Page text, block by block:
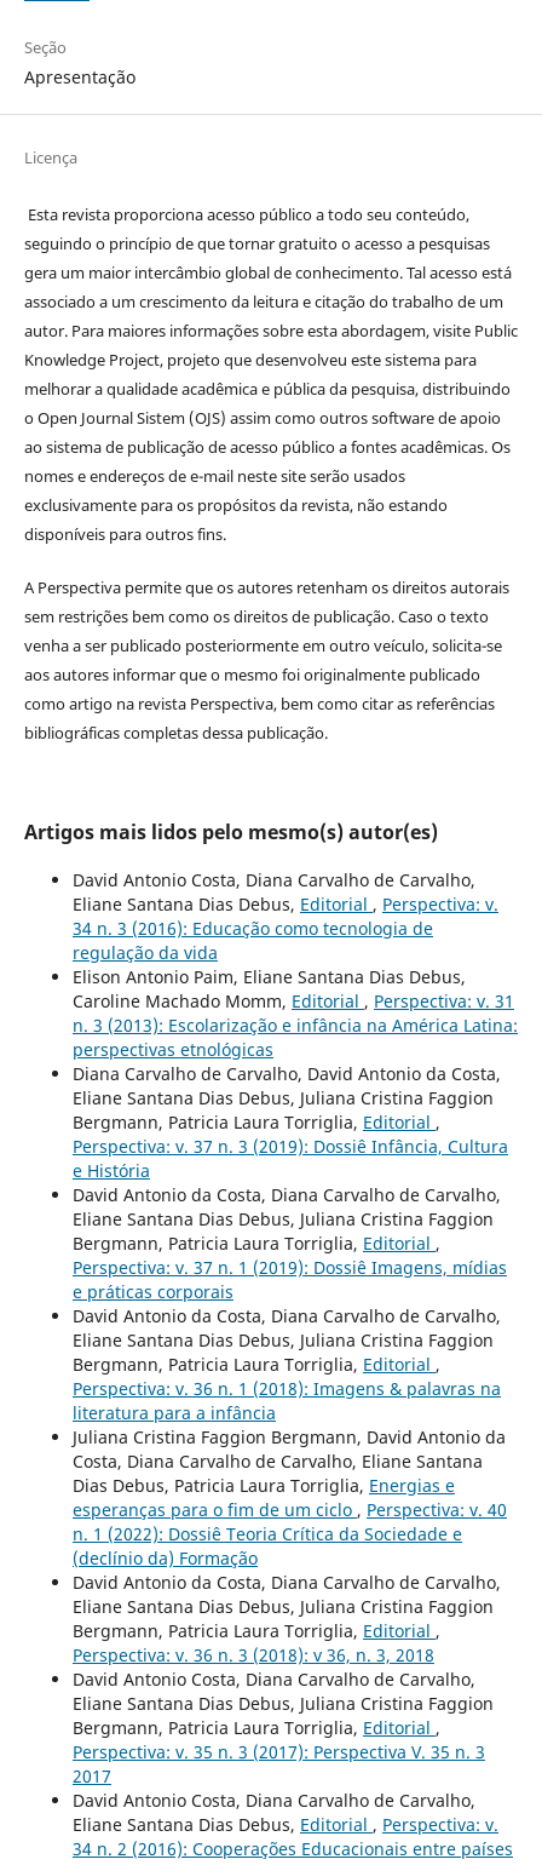
Seção
Apresentação
Licença
Esta revista proporciona acesso público a todo seu conteúdo,
seguindo o princípio de que tornar gratuito o acesso a pesquisas
gera um maior intercâmbio global de conhecimento. Tal acesso está
associado a um crescimento da leitura e citação do trabalho de um
autor. Para maiores informações sobre esta abordagem, visite Public
Knowledge Project, projeto que desenvolveu este sistema para
melhorar a qualidade acadêmica e pública da pesquisa, distribuindo
o Open Journal Sistem (OJS) assim como outros software de apoio
ao sistema de publicação de acesso público a fontes acadêmicas. Os
nomes e endereços de e-mail neste site serão usados
exclusivamente para os propósitos da revista, não estando
disponíveis para outros fins.
A Perspectiva permite que os autores retenham os direitos autorais
sem restrições bem como os direitos de publicação. Caso o texto
venha a ser publicado posteriormente em outro veículo, solicita-se
aos autores informar que o mesmo foi originalmente publicado
como artigo na revista Perspectiva, bem como citar as referências
bibliográficas completas dessa publicação.
Artigos mais lidos pelo mesmo(s) autor(es)
David Antonio Costa, Diana Carvalho de Carvalho,
Eliane Santana Dias Debus, Editorial , Perspectiva: v.
34 n. 3 (2016): Educação como tecnologia de
regulação da vida
Elison Antonio Paim, Eliane Santana Dias Debus,
Caroline Machado Momm, Editorial , Perspectiva: v. 31
n. 3 (2013): Escolarização e infância na América Latina:
perspectivas etnológicas
Diana Carvalho de Carvalho, David Antonio da Costa,
Eliane Santana Dias Debus, Juliana Cristina Faggion
Bergmann, Patricia Laura Torriglia, Editorial ,
Perspectiva: v. 37 n. 3 (2019): Dossiê Infância, Cultura
e História
David Antonio da Costa, Diana Carvalho de Carvalho,
Eliane Santana Dias Debus, Juliana Cristina Faggion
Bergmann, Patricia Laura Torriglia, Editorial ,
Perspectiva: v. 37 n. 1 (2019): Dossiê Imagens, mídias
e práticas corporais
David Antonio da Costa, Diana Carvalho de Carvalho,
Eliane Santana Dias Debus, Juliana Cristina Faggion
Bergmann, Patricia Laura Torriglia, Editorial ,
Perspectiva: v. 36 n. 1 (2018): Imagens & palavras na
literatura para a infância
Juliana Cristina Faggion Bergmann, David Antonio da
Costa, Diana Carvalho de Carvalho, Eliane Santana
Dias Debus, Patricia Laura Torriglia, Energias e
esperanças para o fim de um ciclo , Perspectiva: v. 40
n. 1 (2022): Dossiê Teoria Crítica da Sociedade e
(declínio da) Formação
David Antonio da Costa, Diana Carvalho de Carvalho,
Eliane Santana Dias Debus, Juliana Cristina Faggion
Bergmann, Patricia Laura Torriglia, Editorial ,
Perspectiva: v. 36 n. 3 (2018): v 36, n. 3, 2018
David Antonio Costa, Diana Carvalho de Carvalho,
Eliane Santana Dias Debus, Juliana Cristina Faggion
Bergmann, Patricia Laura Torriglia, Editorial ,
Perspectiva: v. 35 n. 3 (2017): Perspectiva V. 35 n. 3
2017
David Antonio Costa, Diana Carvalho de Carvalho,
Eliane Santana Dias Debus, Editorial , Perspectiva: v.
34 n. 2 (2016): Cooperações Educacionais entre países